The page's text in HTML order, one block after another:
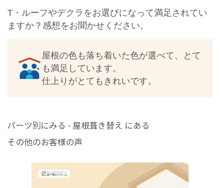
T・ルーフやデクラをお選びになって満足されてい
ますか？感想をお聞かせください。
屋根の色も落ち着いた色が選べて、とて
も満足しています。
仕上りがとてもきれいです。
パーツ別にみる - 屋根葺き替え にある
その他のお客様の声